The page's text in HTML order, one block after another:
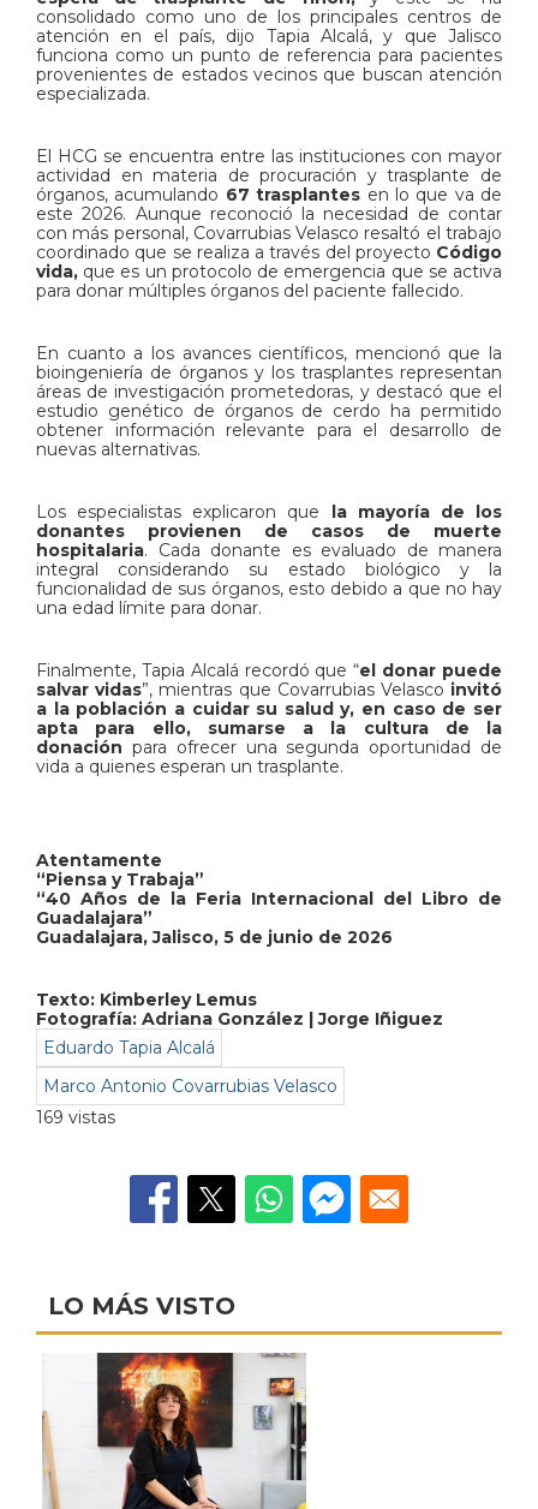
consolidado como uno de los principales centros de
atención en el país, dijo Tapia Alcalá, y que Jalisco
funciona como un punto de referencia para pacientes
provenientes de estados vecinos que buscan atención
especializada.
El HCG se encuentra entre las instituciones con mayor
actividad en materia de procuración y trasplante de
órganos, acumulando 67 trasplantes en lo que va de
este 2026. Aunque reconoció la necesidad de contar
con más personal, Covarrubias Velasco resaltó el trabajo
coordinado que se realiza a través del proyecto Código
vida, que es un protocolo de emergencia que se activa
para donar múltiples órganos del paciente fallecido.
En cuanto a los avances científicos, mencionó que la
bioingeniería de órganos y los trasplantes representan
áreas de investigación prometedoras, y destacó que el
estudio genético de órganos de cerdo ha permitido
obtener información relevante para el desarrollo de
nuevas alternativas.
Los especialistas explicaron que la mayoría de los
donantes provienen de casos de muerte
hospitalaria. Cada donante es evaluado de manera
integral considerando su estado biológico y la
funcionalidad de sus órganos, esto debido a que no hay
una edad límite para donar.
Finalmente, Tapia Alcalá recordó que “el donar puede
salvar vidas”, mientras que Covarrubias Velasco invitó
a la población a cuidar su salud y, en caso de ser
apta para ello, sumarse a la cultura de la
donación para ofrecer una segunda oportunidad de
vida a quienes esperan un trasplante.
Atentamente
“Piensa y Trabaja”
“40 Años de la Feria Internacional del Libro de
Guadalajara”
Guadalajara, Jalisco, 5 de junio de 2026
Texto: Kimberley Lemus
Fotografía: Adriana González | Jorge Iñiguez
Eduardo Tapia Alcalá
Marco Antonio Covarrubias Velasco
169 vistas
LO MÁS VISTO